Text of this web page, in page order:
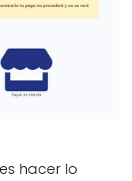
hacer lo